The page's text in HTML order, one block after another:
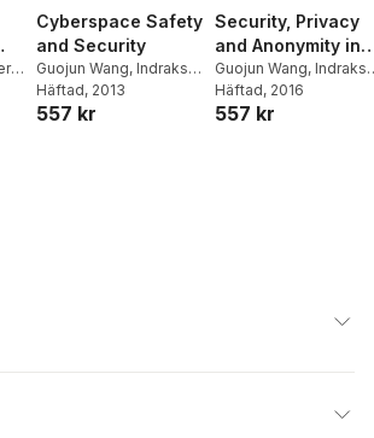
,
Cyberspace Safety
and Security
Guojun Wang, Indrakshi
Ray,Dengguo Feng
Muttukrishnan Rajarajan
Häftad, 2013
557 kr
Security, Privacy
and Anonymity in
Computation,
Communication
and Storage
Guojun Wang,
Ray,Jose M. Alcaraz
Calero,Sabu M.
Häftad, 2016
557 kr